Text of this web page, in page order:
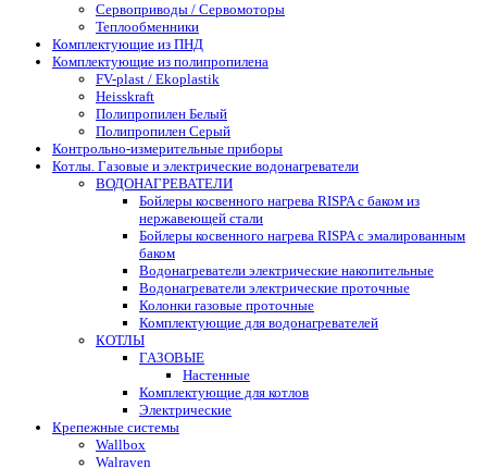
Сервоприводы / Сервомоторы
Теплообменники
Комплектующие из ПНД
Комплектующие из полипропилена
FV-plast / Ekoplastik
Heisskraft
Полипропилен Белый
Полипропилен Серый
Контрольно-измерительные приборы
Котлы. Газовые и электрические водонагреватели
ВОДОНАГРЕВАТЕЛИ
Бойлеры косвенного нагрева RISPA с баком из
нержавеющей стали
Бойлеры косвенного нагрева RISPA с эмалированным
баком
Водонагреватели электрические накопительные
Водонагреватели электрические проточные
Колонки газовые проточные
Комплектующие для водонагревателей
КОТЛЫ
ГАЗОВЫЕ
Настенные
Комплектующие для котлов
Электрические
Крепежные системы
Wallbox
Walraven